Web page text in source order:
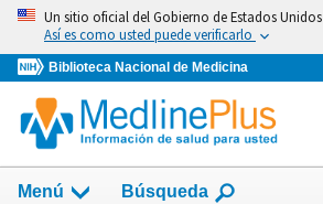
Omita
vaya
al
Contenido
Un sitio oficial del Gobierno de Estados Unidos
Así es como usted puede verificarlo
Biblioteca Nacional de Medicina
Menú Búsqueda